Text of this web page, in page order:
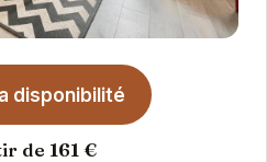
disponibilité
de 161 €